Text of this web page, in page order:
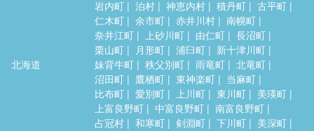
北海道
岩内町
泊村 神恵内村 積丹町
古平町
仁木町
余市町 赤井川村
南幌町
奈井江町
上砂川町 由仁町
長沼町
栗山町
月形町 浦臼町
新十津川町
妹背牛町
秩父別町 雨竜町
北竜町
沼田町
鷹栖町 東神楽町
当麻町
比布町
愛別町 上川町 東川町
美瑛町
上富良野町
中富良野町
南富良野町
占冠村
和寒町 剣淵町 下川町
美深町